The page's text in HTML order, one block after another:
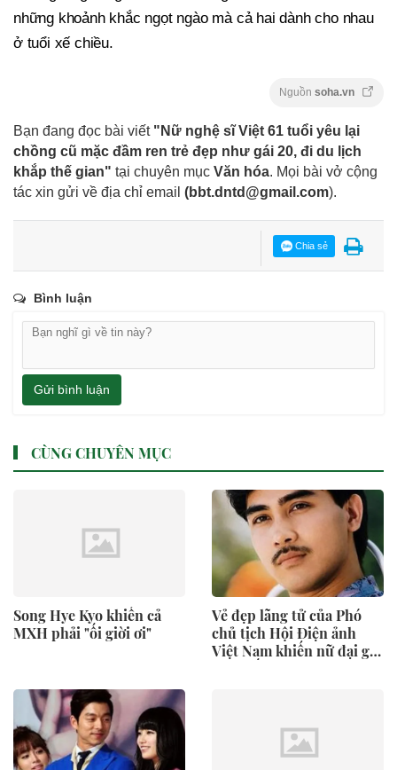
những khoảnh khắc ngọt ngào mà cả hai dành cho nhau
ở tuổi xế chiều.
Nguồn soha.vn
Bạn đang đọc bài viết "Nữ nghệ sĩ Việt 61 tuổi yêu lại
chồng cũ mặc đầm ren trẻ đẹp như gái 20, đi du lịch
khắp thế gian" tại chuyên mục Văn hóa. Mọi bài vở cộng
tác xin gửi về địa chỉ email (bbt.dntd@gmail.com).
Chia sẻ
Bình luận
Gửi bình luận
CÙNG CHUYÊN MỤC
Song Hye Kyo khiến cả
MXH phải "ối giời ơi"
Vẻ đẹp lãng tử của Phó
chủ tịch Hội Điện ảnh
Việt Nam khiến nữ đại gia